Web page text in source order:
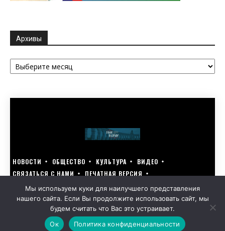
Архивы
Архивы
НОВОСТИ ОБЩЕСТВО КУЛЬТУРА
ВИДЕО
СВЯЗАТЬСЯ С НАМИ
ПЕЧАТНАЯ ВЕРСИЯ
ГОЛОСУЙ ЗА БЛАГОУСТРОЙСТВО СВОЕГО ГОРОДА 15–17 МАРТА
GOLOS-NAZRANI.RU ВСЕ ПРАВА ЗАЩИЩЕНЫ | РАЗРАБОТАНО KARTOEV.RU
ПОЛИТИКА ОБРАБОТКИ ПЕРСОНАЛЬНЫХ ДАННЫХ
Мы используем куки для наилучшего представления
нашего сайта. Если Вы продолжите использовать сайт, мы
будем считать что Вас это устраивает.
Ок
Политика конфиденциальности